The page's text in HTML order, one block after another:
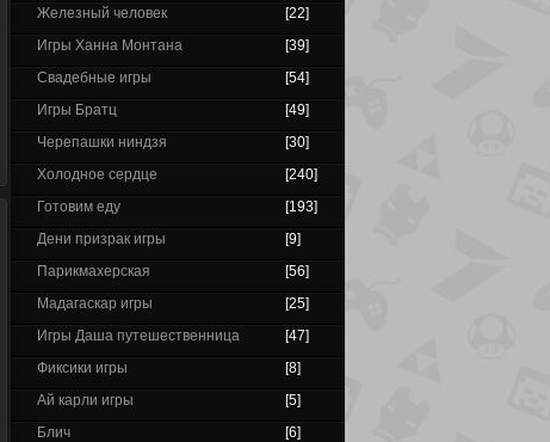
Железный человек
[22]
Игры Ханна Монтана
[39]
Свадебные игры
[54]
Игры Братц
[49]
Черепашки ниндзя
[30]
Холодное сердце
[240]
Готовим еду
[193]
Дени призрак игры
[9]
Парикмахерская
[56]
Мадагаскар игры
[25]
Игры Даша путешественница
[47]
Фиксики игры
[8]
Ай карли игры
[5]
Блич
[6]